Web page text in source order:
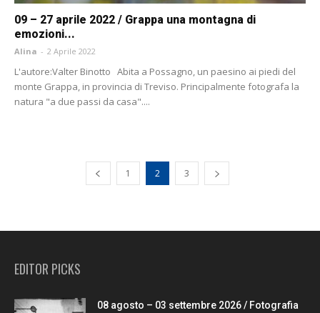
09 – 27 aprile 2022 / Grappa una montagna di
emozioni...
Alina - 2 Aprile 2022
L'autore:Valter Binotto Abita a Possagno, un paesino ai piedi del
monte Grappa, in provincia di Treviso. Principalmente fotografa la
natura "a due passi da casa"....
1 2 3
EDITOR PICKS
08 agosto – 03 settembre 2026 / Fotografia